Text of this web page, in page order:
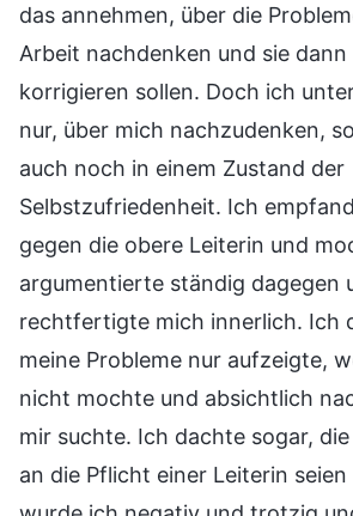
das annehmen, über die
Arbeit nachdenken und sie dann
korrigieren sollen. Doch ich
nur, über mich nachzudenken,
auch noch in einem Zustand der
Selbstzufriedenheit. Ich
gegen die obere Leiterin und
argumentierte ständig dagegen
rechtfertigte mich innerlich. Ich
meine Probleme nur aufzeigte,
nicht mochte und absichtlich
mir suchte. Ich dachte sogar,
an die Pflicht einer Leiterin